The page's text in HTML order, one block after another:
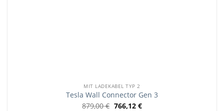
MIT LADEKABEL TYP 2
Tesla Wall Connector Gen 3
879,00€ 766,12 €